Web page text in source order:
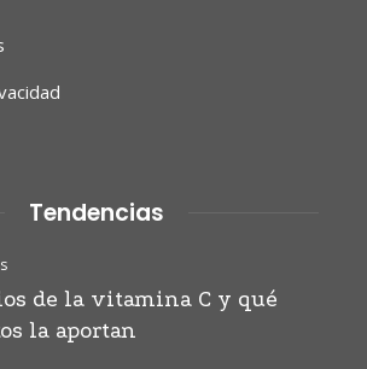
Tendencias
de la vitamina C y qué
la aportan